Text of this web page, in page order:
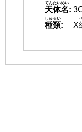
天体名
てんたいめい
:
種類
しゅるい
: X